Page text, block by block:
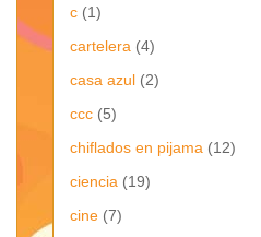
c (1)
cartelera (4)
casa azul (2)
ccc (5)
chiflados en pijama (12)
ciencia (19)
cine (7)